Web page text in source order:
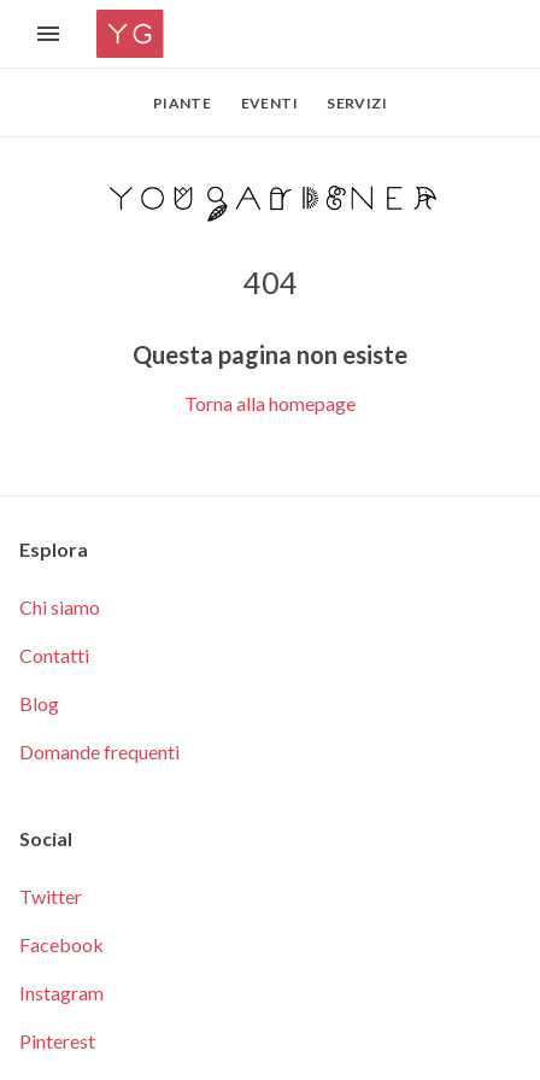
PIANTE EVENTI SERVIZI
404
Questa pagina non esiste
Torna alla homepage
Esplora
Chi siamo
Contatti
Blog
Domande frequenti
Social
Twitter
Facebook
Instagram
Pinterest